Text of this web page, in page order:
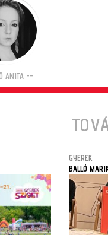
ANITA --
GYEREK
BALLÓ